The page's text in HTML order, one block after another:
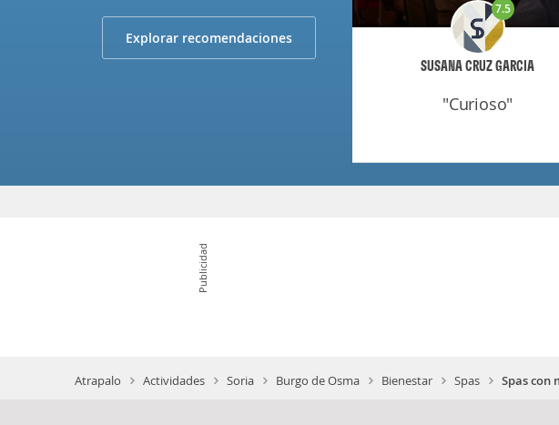
SUSANA CRUZ GARCIA
7.5
"curioso"
Explorar recomendaciones
Publicidad
Atrapalo Actividades Soria Burgo de Osma Bienestar Spas Spas con